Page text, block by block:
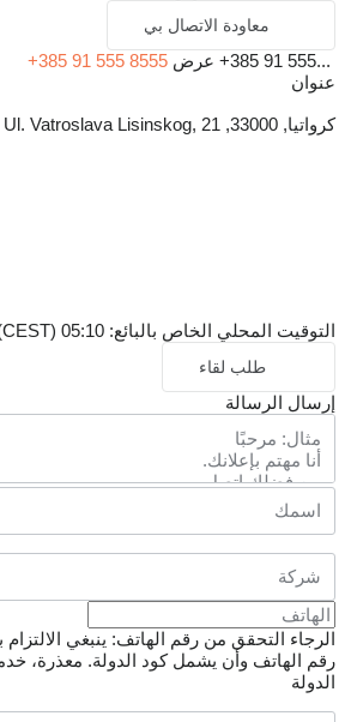
معاودة الاتصال بي
+385 91 555... عرض +385 91 555 8555
عنوان
كرواتيا, 33000, Virovitica, Ul. Vatroslava Lisinskog, 21
التوقيت المحلي الخاص بالبائع: 05:10 (CEST)
طلب لقاء
إرسال الرسالة
الرجاء التحقق من رقم الهاتف: ينبغي الالتزام
رقم الهاتف وأن يشمل كود الدولة. معذرة،
الدولة